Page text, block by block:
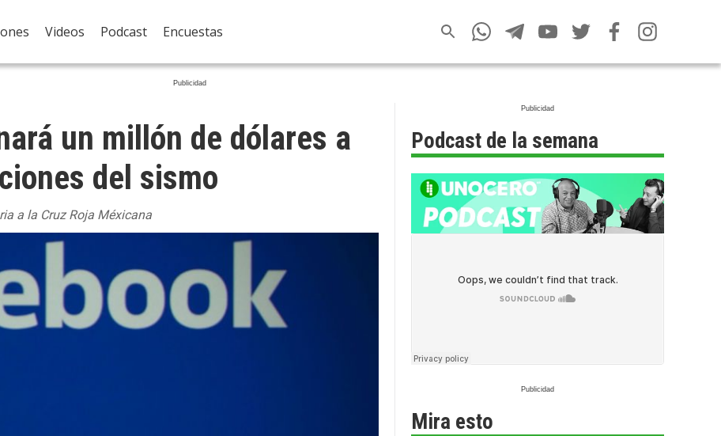
Videos Podcast Encuestas
un millón de dólares a
del sismo
a la Cruz Roja Méxicana
Podcast de la semana
Mira esto